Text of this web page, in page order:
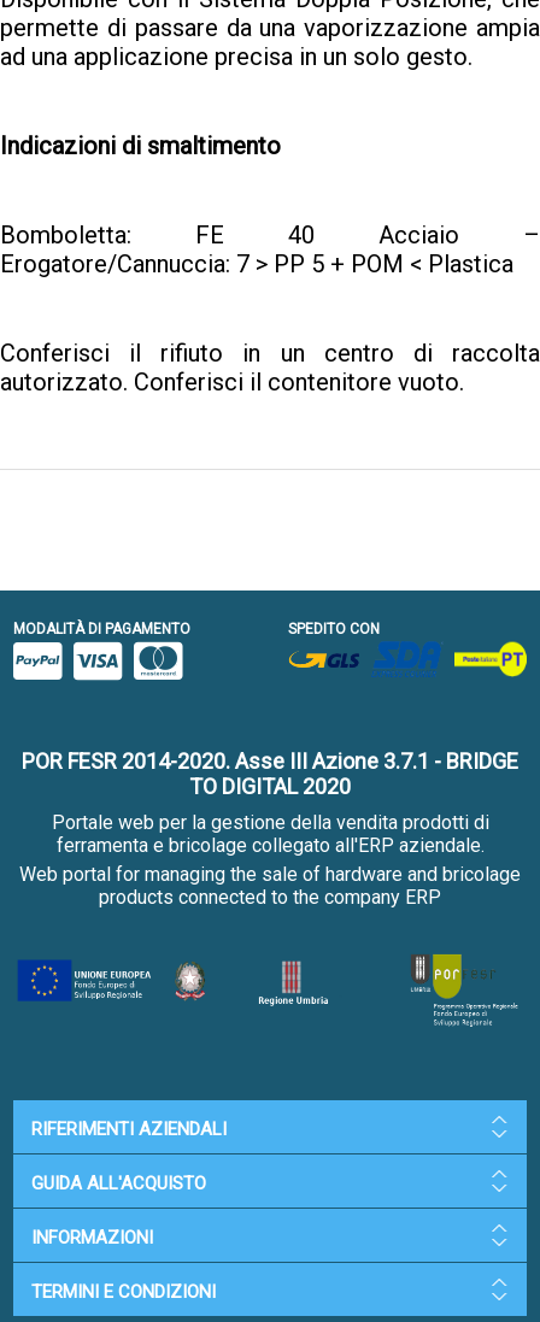
permette di passare da una vaporizzazione ampia
ad una applicazione precisa in un solo gesto.
Indicazioni di smaltimento
Bomboletta: FE 40 Acciaio –
Erogatore/Cannuccia: 7 > PP 5 + POM < Plastica
Conferisci il rifiuto in un centro di raccolta
autorizzato. Conferisci il contenitore vuoto.
MODALITÀ DI PAGAMENTO SPEDITO CON
POR FESR 2014-2020. Asse III Azione 3.7.1 - BRIDGE
TO DIGITAL 2020
Portale web per la gestione della vendita prodotti di
ferramenta e bricolage collegato all'ERP aziendale.
Web portal for managing the sale of hardware and bricolage
products connected to the company ERP
RIFERIMENTI AZIENDALI
GUIDA ALL'ACQUISTO
INFORMAZIONI
TERMINI E CONDIZIONI